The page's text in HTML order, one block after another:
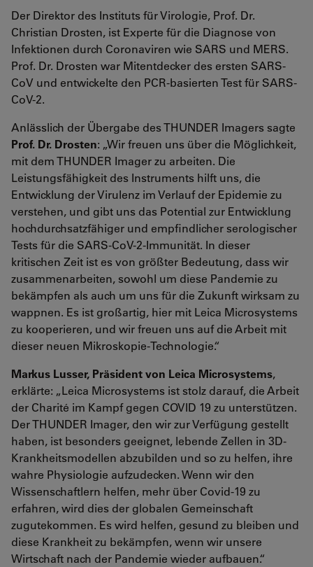
Der Direktor des Instituts für Virologie, Prof. Dr.
Christian Drosten, ist Experte für die Diagnose von
Infektionen durch Coronaviren wie SARS und MERS.
Prof. Dr. Drosten war Mitentdecker des ersten SARS-
CoV und entwickelte den PCR-basierten Test für SARS-
CoV-2.
Anlässlich der Übergabe des THUNDER Imagers sagte
Prof. Dr. Drosten: „Wir freuen uns über die Möglichkeit,
mit dem THUNDER Imager zu arbeiten. Die
Leistungsfähigkeit des Instruments hilft uns, die
Entwicklung der Virulenz im Verlauf der Epidemie zu
verstehen, und gibt uns das Potential zur Entwicklung
hochdurchsatzfähiger und empfindlicher serologischer
Tests für die SARS-CoV-2-Immunität. In dieser
kritischen Zeit ist es von größter Bedeutung, dass wir
zusammenarbeiten, sowohl um diese Pandemie zu
bekämpfen als auch um uns für die Zukunft wirksam zu
wappnen. Es ist großartig, hier mit Leica Microsystems
zu kooperieren, und wir freuen uns auf die Arbeit mit
dieser neuen Mikroskopie-Technologie.“
Markus Lusser, Präsident von Leica Microsystems,
erklärte: „Leica Microsystems ist stolz darauf, die Arbeit
der Charité im Kampf gegen COVID 19 zu unterstützen.
Der THUNDER Imager, den wir zur Verfügung gestellt
haben, ist besonders geeignet, lebende Zellen in 3D-
Krankheitsmodellen abzubilden und so zu helfen, ihre
wahre Physiologie aufzudecken. Wenn wir den
Wissenschaftlern helfen, mehr über Covid-19 zu
erfahren, wird dies der globalen Gemeinschaft
zugutekommen. Es wird helfen, gesund zu bleiben und
diese Krankheit zu bekämpfen, wenn wir unsere
Wirtschaft nach der Pandemie wieder aufbauen.“